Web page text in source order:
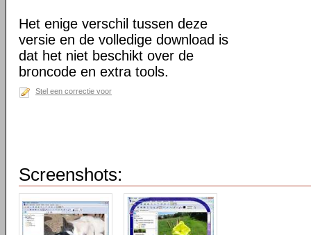
Het enige verschil tussen deze
versie en de volledige download is
dat het niet beschikt over de
broncode en extra tools.
Stel een correctie voor
Screenshots: